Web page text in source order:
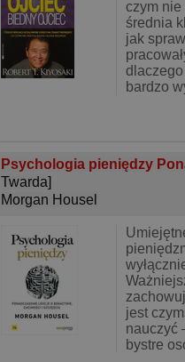
czym
średnia
jak
bardzo
Psychologia pieniędzy
Twarda]
Morgan Housel
jest
nauczyć
bystre